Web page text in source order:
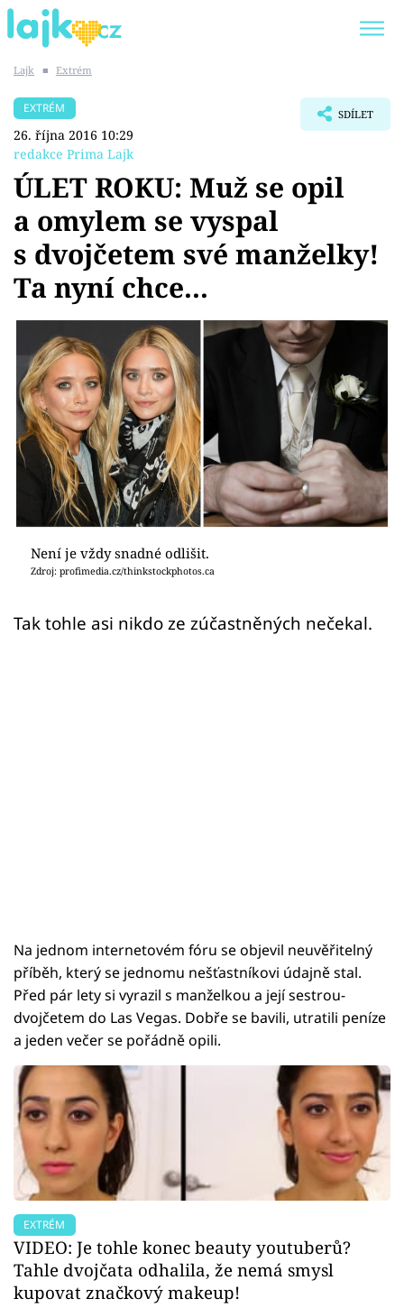
SHOPAHOLICADEL
Témata
Showbyznys
Youtubeři
Virály
Sex a vztahy
Videa
Sledujte prima+
Přihlášení
Sledujte nás
Lajk ■ Extrém
EXTRÉM
26. října 2016 10:29
redakce Prima Lajk
SDÍLET
ÚLET ROKU: Muž se opil
a omylem se vyspal
s dvojčetem své manželky!
Ta nyní chce...
Není je vždy snadné odlišit.
Zdroj: profimedia.cz/thinkstockphotos.ca
Tak tohle asi nikdo ze zúčastněných nečekal.
Na jednom internetovém fóru se objevil neuvěřitelný
příběh, který se jednomu nešťastníkovi údajně stal.
Před pár lety si vyrazil s manželkou a její sestrou-
dvojčetem do Las Vegas. Dobře se bavili, utratili peníze
a jeden večer se pořádně opili.
EXTRÉM
VIDEO: Je tohle konec beauty youtuberů?
Tahle dvojčata odhalila, že nemá smysl
kupovat značkový makeup!